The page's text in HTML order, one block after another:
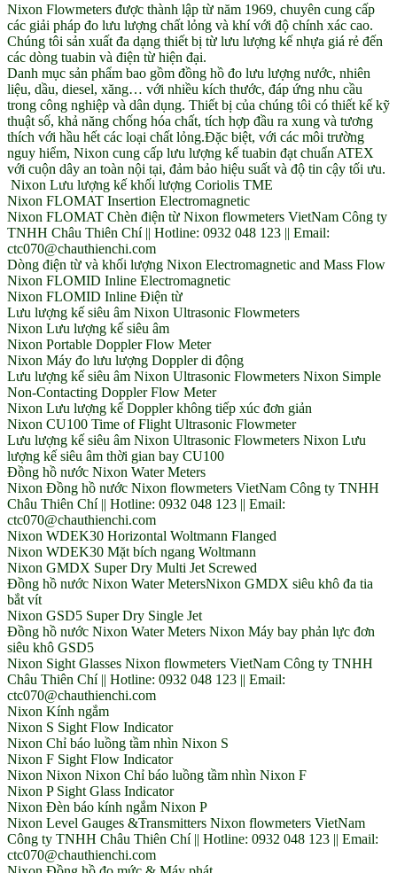
Nixon Flowmeters được thành lập từ năm 1969, chuyên cung cấp
các giải pháp đo lưu lượng chất lỏng và khí với độ chính xác cao.
Chúng tôi sản xuất đa dạng thiết bị từ lưu lượng kế nhựa giá rẻ đến
các dòng tuabin và điện từ hiện đại.
Danh mục sản phẩm bao gồm đồng hồ đo lưu lượng nước, nhiên
liệu, dầu, diesel, xăng… với nhiều kích thước, đáp ứng nhu cầu
trong công nghiệp và dân dụng. Thiết bị của chúng tôi có thiết kế kỹ
thuật số, khả năng chống hóa chất, tích hợp đầu ra xung và tương
thích với hầu hết các loại chất lỏng.Đặc biệt, với các môi trường
nguy hiểm, Nixon cung cấp lưu lượng kế tuabin đạt chuẩn ATEX
với cuộn dây an toàn nội tại, đảm bảo hiệu suất và độ tin cậy tối ưu.
Nixon Lưu lượng kế khối lượng Coriolis TME
Nixon FLOMAT Insertion Electromagnetic
Nixon FLOMAT Chèn điện từ Nixon flowmeters VietNam Công ty
TNHH Châu Thiên Chí || Hotline: 0932 048 123 || Email:
ctc070@chauthienchi.com
Dòng điện từ và khối lượng Nixon Electromagnetic and Mass Flow
Nixon FLOMID Inline Electromagnetic
Nixon FLOMID Inline Điện từ
Lưu lượng kế siêu âm Nixon Ultrasonic Flowmeters
Nixon Lưu lượng kế siêu âm
Nixon Portable Doppler Flow Meter
Nixon Máy đo lưu lượng Doppler di động
Lưu lượng kế siêu âm Nixon Ultrasonic Flowmeters Nixon Simple
Non-Contacting Doppler Flow Meter
Nixon Lưu lượng kế Doppler không tiếp xúc đơn giản
Nixon CU100 Time of Flight Ultrasonic Flowmeter
Lưu lượng kế siêu âm Nixon Ultrasonic Flowmeters Nixon Lưu
lượng kế siêu âm thời gian bay CU100
Đồng hồ nước Nixon Water Meters
Nixon Đồng hồ nước Nixon flowmeters VietNam Công ty TNHH
Châu Thiên Chí || Hotline: 0932 048 123 || Email:
ctc070@chauthienchi.com
Nixon WDEK30 Horizontal Woltmann Flanged
Nixon WDEK30 Mặt bích ngang Woltmann
Nixon GMDX Super Dry Multi Jet Screwed
Đồng hồ nước Nixon Water MetersNixon GMDX siêu khô đa tia
bắt vít
Nixon GSD5 Super Dry Single Jet
Đồng hồ nước Nixon Water Meters Nixon Máy bay phản lực đơn
siêu khô GSD5
Nixon Sight Glasses Nixon flowmeters VietNam Công ty TNHH
Châu Thiên Chí || Hotline: 0932 048 123 || Email:
ctc070@chauthienchi.com
Nixon Kính ngắm
Nixon S Sight Flow Indicator
Nixon Chỉ báo luồng tầm nhìn Nixon S
Nixon F Sight Flow Indicator
Nixon Nixon Nixon Chỉ báo luồng tầm nhìn Nixon F
Nixon P Sight Glass Indicator
Nixon Đèn báo kính ngắm Nixon P
Nixon Level Gauges &Transmitters Nixon flowmeters VietNam
Công ty TNHH Châu Thiên Chí || Hotline: 0932 048 123 || Email:
ctc070@chauthienchi.com